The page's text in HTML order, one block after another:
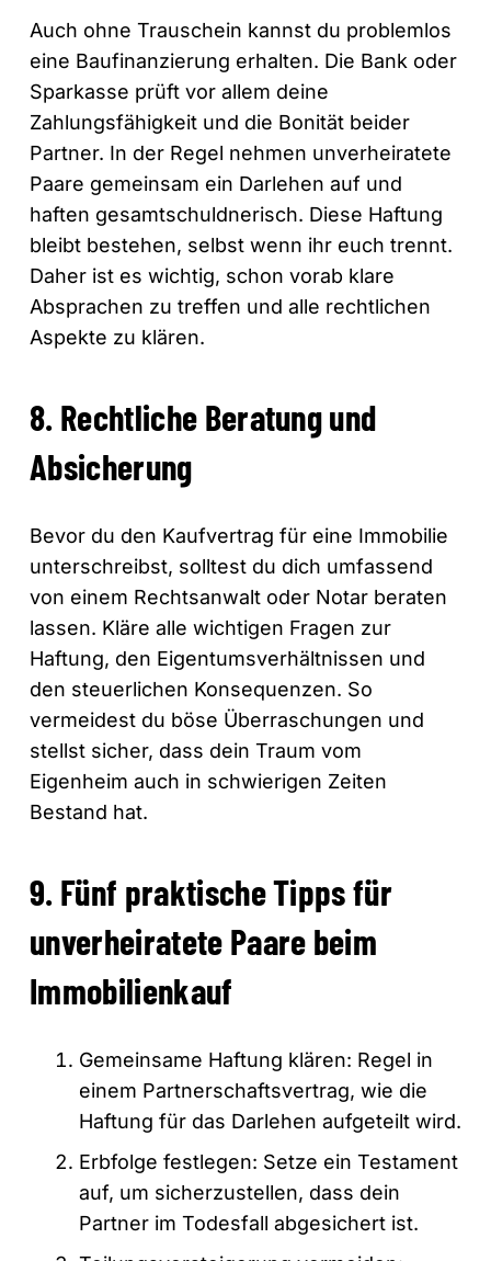
Auch ohne Trauschein kannst du problemlos
eine Baufinanzierung erhalten. Die Bank oder
Sparkasse prüft vor allem deine
Zahlungsfähigkeit und die Bonität beider
Partner. In der Regel nehmen unverheiratete
Paare gemeinsam ein Darlehen auf und
haften gesamtschuldnerisch. Diese Haftung
bleibt bestehen, selbst wenn ihr euch trennt.
Daher ist es wichtig, schon vorab klare
Absprachen zu treffen und alle rechtlichen
Aspekte zu klären.
8. Rechtliche Beratung und
Absicherung
Bevor du den Kaufvertrag für eine Immobilie
unterschreibst, solltest du dich umfassend
von einem Rechtsanwalt oder Notar beraten
lassen. Kläre alle wichtigen Fragen zur
Haftung, den Eigentumsverhältnissen und
den steuerlichen Konsequenzen. So
vermeidest du böse Überraschungen und
stellst sicher, dass dein Traum vom
Eigenheim auch in schwierigen Zeiten
Bestand hat.
9. Fünf praktische Tipps für
unverheiratete Paare beim
Immobilienkauf
Gemeinsame Haftung klären: Regel in
einem Partnerschaftsvertrag, wie die
Haftung für das Darlehen aufgeteilt wird.
Erbfolge festlegen: Setze ein Testament
auf, um sicherzustellen, dass dein
Partner im Todesfall abgesichert ist.